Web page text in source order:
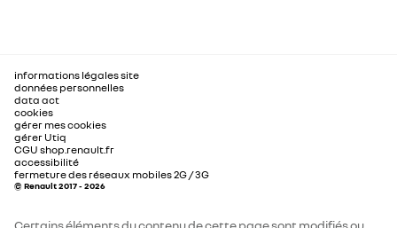
informations légales site
données personnelles
data act
cookies
gérer mes cookies
gérer Utiq
CGU shop.renault.fr
accessibilité
fermeture des réseaux mobiles 2G / 3G
© Renault 2017 - 2026